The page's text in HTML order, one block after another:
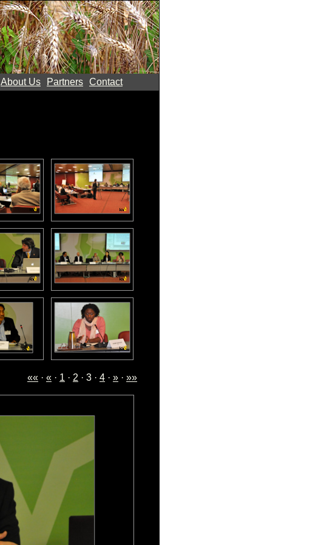
About Us Partners Contact
«« · « · 1 · 2 · 3 · 4 · » · »»